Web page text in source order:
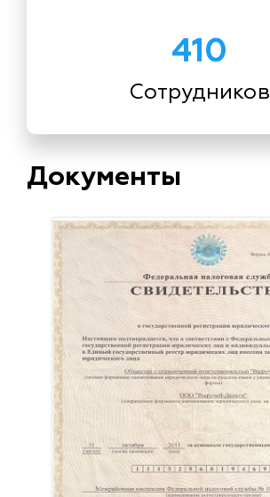
410
Сотрудников
Документы